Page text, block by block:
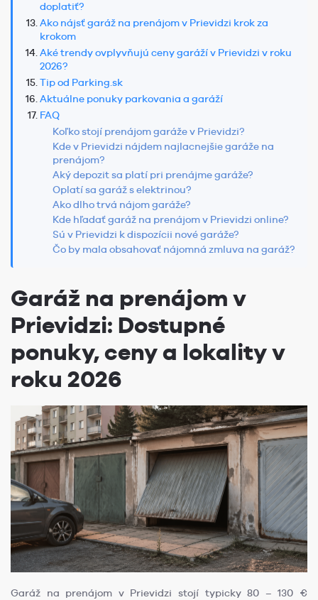
doplatiť?
Ako nájsť garáž na prenájom v Prievidzi krok za
krokom
Aké trendy ovplyvňujú ceny garáží v Prievidzi v roku
2026?
Tip od Parking.sk
Aktuálne ponuky parkovania a garáží
FAQ
Koľko stojí prenájom garáže v Prievidzi?
Kde v Prievidzi nájdem najlacnejšie garáže na
prenájom?
Aký depozit sa platí pri prenájme garáže?
Oplatí sa garáž s elektrinou?
Ako dlho trvá nájom garáže?
Kde hľadať garáž na prenájom v Prievidzi online?
Sú v Prievidzi k dispozícii nové garáže?
Čo by mala obsahovať nájomná zmluva na garáž?
Garáž na prenájom v
Prievidzi: Dostupné
ponuky, ceny a lokality v
roku 2026
Garáž na prenájom v Prievidzi stojí typicky 80 – 130 €